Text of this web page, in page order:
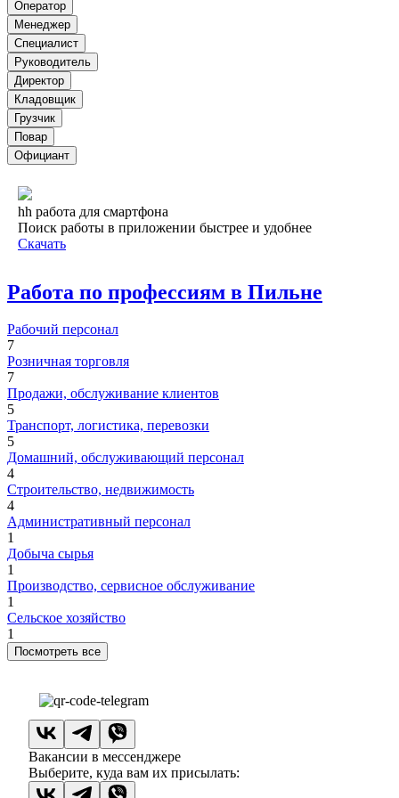
Оператор
Менеджер
Специалист
Руководитель
Директор
Кладовщик
Грузчик
Повар
Официант
hh работа для смартфона
Поиск работы в приложении быстрее и удобнее
Скачать
Работа по профессиям в Пильне
Рабочий персонал
7
Розничная торговля
7
Продажи, обслуживание клиентов
5
Транспорт, логистика, перевозки
5
Домашний, обслуживающий персонал
4
Строительство, недвижимость
4
Административный персонал
1
Добыча сырья
1
Производство, сервисное обслуживание
1
Сельское хозяйство
1
Посмотреть все
Вакансии в мессенджере
Выберите, куда вам их присылать: